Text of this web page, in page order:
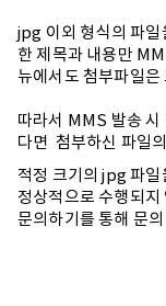
jpg 이외 형식의 파일
한 제목과 내용만
뉴에서도 첨부파일
따라서 MMS 발송 시
다면 첨부하신 파일
적정 크기의 jpg 파일
정상적으로 수행되
문의하기를 통해 문